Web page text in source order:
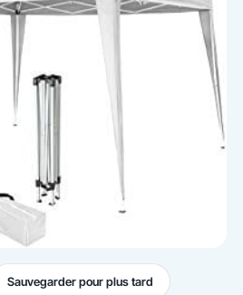
Sauvegarder pour plus tard